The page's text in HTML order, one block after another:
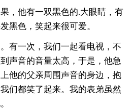
他有一双黑色的.大眼睛，有
黑色，笑起来很可爱。
一次，我们一起看电视，不
声音的音量太高，于是，他急
他的父亲周围声音的身边，抱
们都笑了起来。我的表弟虽然